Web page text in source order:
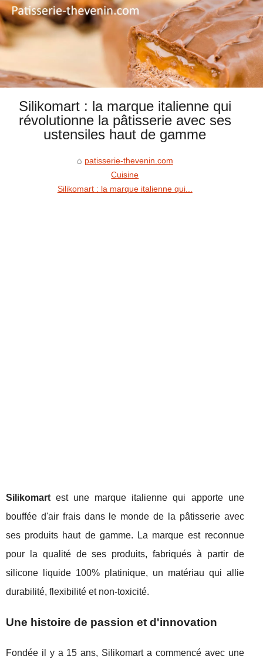
Silikomart : la marque italienne qui
révolutionne la pâtisserie avec ses
ustensiles haut de gamme
patisserie-thevenin.com
Cuisine
Silikomart : la marque italienne qui...
Silikomart est une marque italienne qui apporte une
bouffée d'air frais dans le monde de la pâtisserie avec
ses produits haut de gamme. La marque est reconnue
pour la qualité de ses produits, fabriqués à partir de
silicone liquide 100% platinique, un matériau qui allie
durabilité, flexibilité et non-toxicité.
Une histoire de passion et d'innovation
Fondée il y a 15 ans, Silikomart a commencé avec une